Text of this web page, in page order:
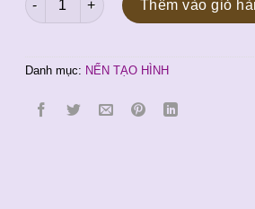
là:
80.000 ₫.
tại
là:
Thêm vào giỏ
Danh mục: NẾN TẠO HÌNH